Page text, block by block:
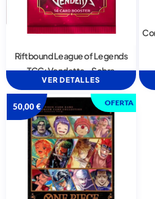
Riftbound League of Legends
TCG: Vendetta – Sobre
VER DETALLES
OFERTA
50,00€